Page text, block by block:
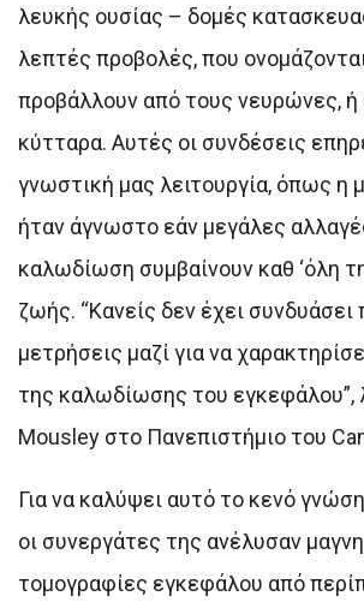
λευκής ουσίας – δομές
λεπτές προβολές, που
προβάλλουν από τους νευρώνες, ή
κύτταρα. Αυτές οι συνδέσεις
γνωστική μας λειτουργία, όπως η
ήταν άγνωστο εάν μεγάλες
καλωδίωση συμβαίνουν καθ ‘όλη
ζωής. “Κανείς δεν έχει
μετρήσεις μαζί για να
της καλωδίωσης του εγκεφάλου”,
Mousley στο Πανεπιστήμιο του
Για να καλύψει αυτό το κενό
οι συνεργάτες της ανέλυσαν
τομογραφίες εγκεφάλου από